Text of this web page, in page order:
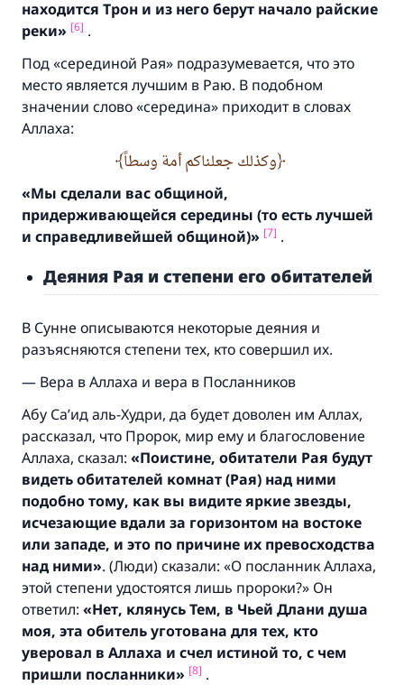
находится Трон и из него берут начало райские
реки» [6] .
Под «серединой Рая» подразумевается, что это
место является лучшим в Раю. В подобном
значении слово «середина» приходит в словах
Аллаха:
وكذلك جعلناكم أمة وسطاً
«Мы сделали вас общиной,
придерживающейся середины (то есть лучшей
и справедливейшей общиной)» [7] .
Деяния Рая и степени его обитателей
В Сунне описываются некоторые деяния и
разъясняются степени тех, кто совершил их.
— Вера в Аллаха и вера в Посланников
Абу Са’ид аль-Худри, да будет доволен им Аллах,
рассказал, что Пророк, мир ему и благословение
Аллаха, сказал: «Поистине, обитатели Рая будут
видеть обитателей комнат (Рая) над ними
подобно тому, как вы видите яркие звезды,
исчезающие вдали за горизонтом на востоке
или западе, и это по причине их превосходства
над ними». (Люди) сказали: «О посланник Аллаха,
этой степени удостоятся лишь пророки?» Он
ответил: «Нет, клянусь Тем, в Чьей Длани душа
моя, эта обитель уготована для тех, кто
уверовал в Аллаха и счел истиной то, с чем
пришли посланники» [8] .
Ответ № 110845 помог сохранить
Помогите нам предоставить ответы Умме
Посланник Аллаха, мир ему и
«Указавшему на благое (полагается) такая
же награда как и совершившему его»
(МУСЛИМ, № 1893).
Участвуйте сейчас!